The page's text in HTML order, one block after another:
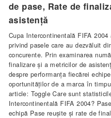
de pase, Rate de
asistență
Cupa Intercontinentală FIFA
privind pasele care au dezvăluit
concurente. Prin examinarea
finalizare și a metricilor de
despre performanța fiecărei
oportunităților de a marca în
article: Toggle Care sunt
Intercontinentală FIFA 2004?
echipă Pase reușite și rate de